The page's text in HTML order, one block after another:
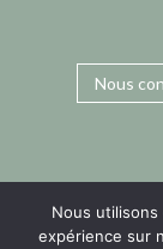
Nous
Nous
expérience sur